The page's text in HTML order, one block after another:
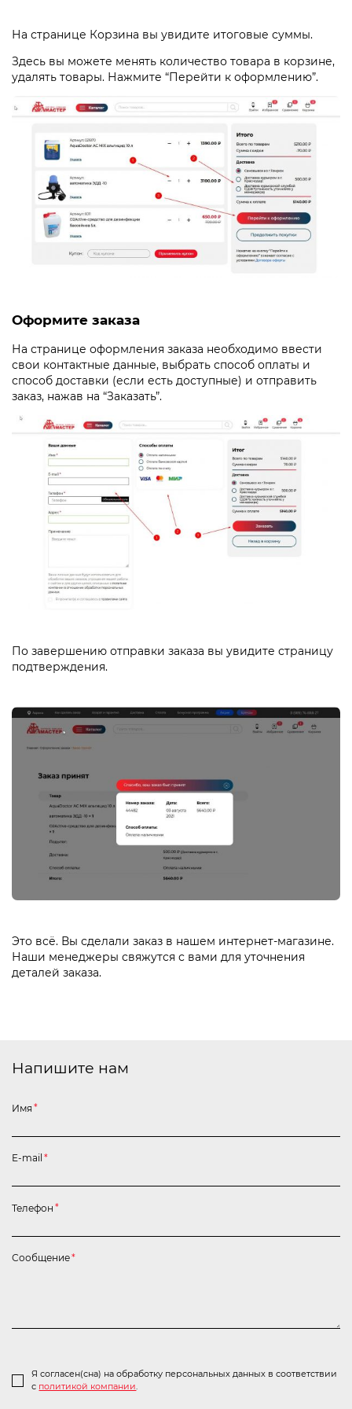
На странице Корзина вы увидите итоговые суммы.
Здесь вы можете менять количество товара в корзине,
удалять товары. Нажмите “Перейти к оформлению”.
Оформите заказа
На странице оформления заказа необходимо ввести
свои контактные данные, выбрать способ оплаты и
способ доставки (если есть доступные) и отправить
заказ, нажав на “Заказать”.
По завершению отправки заказа вы увидите страницу
подтверждения.
Это всё. Вы сделали заказ в нашем интернет-магазине.
Наши менеджеры свяжутся с вами для уточнения
деталей заказа.
Напишите нам
Имя *
E-mail *
Я согласен(сна) на обработку персональных данных в соответствии
с политикой компании.
Телефон *
Сообщение*